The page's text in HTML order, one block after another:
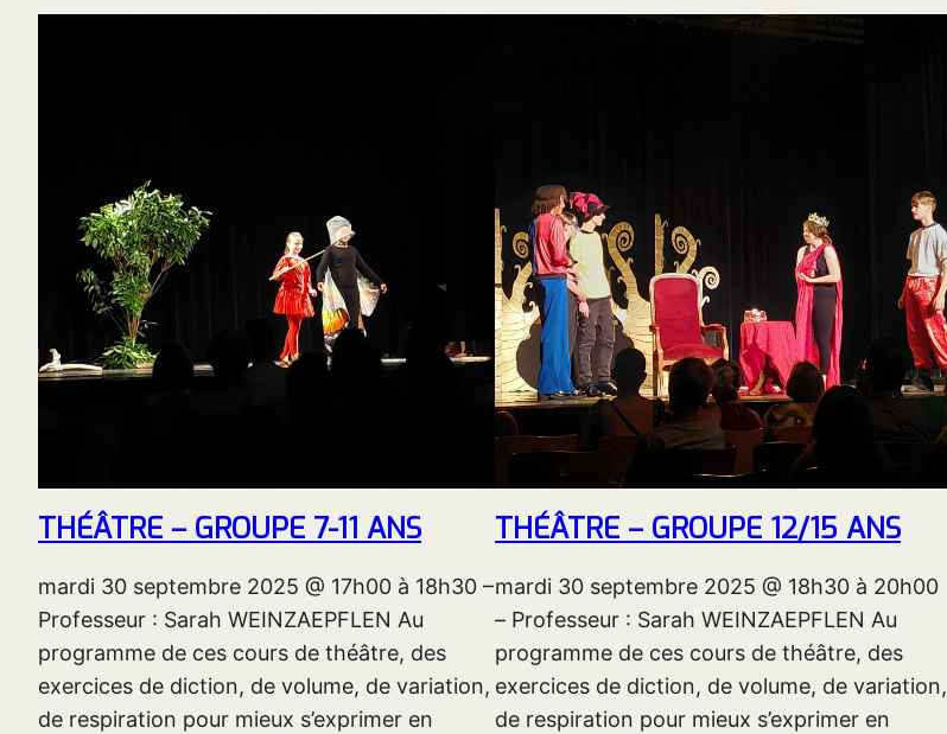
THÉÂTRE – GROUPE 7-11 ANS
mardi 30 septembre 2025 @ 17h00 à 18h30 –
Professeur : Sarah WEINZAEPFLEN Au
programme de ces cours de théâtre, des
exercices de diction, de volume, de variation,
de respiration pour mieux s’exprimer en
THÉÂTRE – GROUPE 12/15 ANS
mardi 30 septembre 2025 @ 18h30 à 20h00
– Professeur : Sarah WEINZAEPFLEN Au
programme de ces cours de théâtre, des
exercices de diction, de volume, de variation,
de respiration pour mieux s’exprimer en